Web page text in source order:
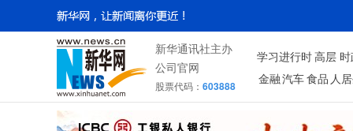
新华通讯社主办
公司官网
股票代码： 603888
学习进行时 高层
金融 汽车 食品 人